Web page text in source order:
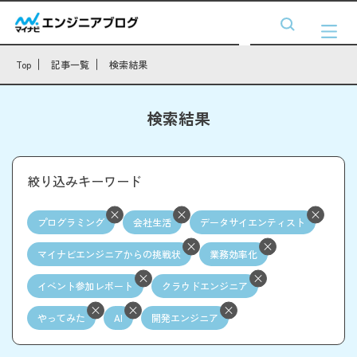
Top 記事一覧 検索結果
検索結果
絞り込みキーワード
プログラミング 会社生活 データサイエンティスト
マイナビエンジニアからの挑戦状 業務効率化
イベント参加レポート クラウドエンジニア
やってみた AI 開発エンジニア